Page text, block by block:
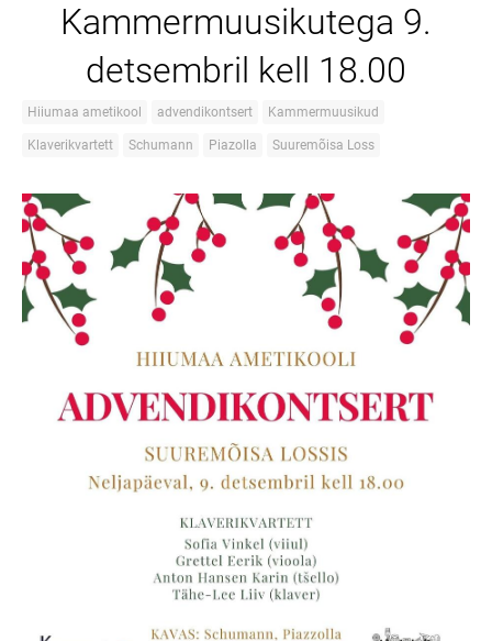
Kammermuusikutega 9.
detsembril kell 18.00
Hiiumaa ametikool advendikontsert Kammermuusikud
Klaverikvartett Schumann Piazolla Suuremõisa Loss